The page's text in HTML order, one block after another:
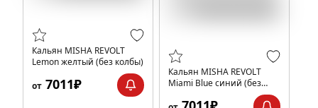
Кальян MISHA REVOLT
Lemon желтый (без колбы)
от 7011₽
Кальян MISHA REVOLT
Miami Blue синий (без